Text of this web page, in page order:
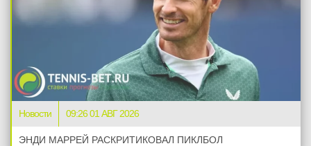
Новости 09:26 01 АВГ 2026
ЭНДИ МАРРЕЙ РАСКРИТИКОВАЛ ПИКЛБОЛ